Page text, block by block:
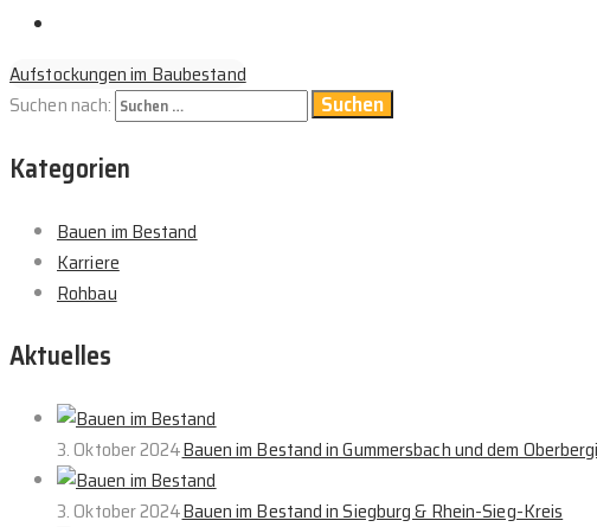
Aufstockungen im Baubestand
Suchen nach:
Kategorien
Bauen im Bestand
Karriere
Rohbau
Aktuelles
3. Oktober 2024Bauen im Bestand in Gummersbach und dem
3. Oktober 2024Bauen im Bestand in Siegburg & Rhein-Sieg-Kreis